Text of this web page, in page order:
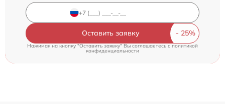
Оставить заявку
Нажимая на кнопку "Оставить заявку" Вы соглашаетесь cполитикой
конфиденциальности